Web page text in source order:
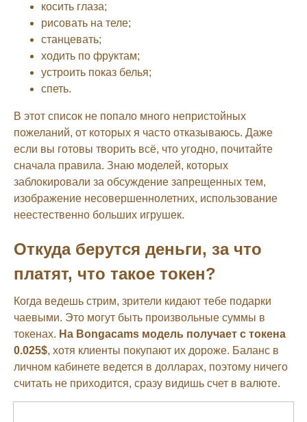
косить глаза;
рисовать на теле;
станцевать;
ходить по фруктам;
устроить показ белья;
спеть.
В этот список не попало много непристойных
пожеланий, от которых я часто отказываюсь. Даже
если вы готовы творить всё, что угодно, почитайте
сначала правила. Знаю моделей, которых
заблокировали за обсуждение запрещенных тем,
изображение несовершеннолетних, использование
неестественно больших игрушек.
Откуда берутся деньги, за что
платят, что такое токен?
Когда ведешь стрим, зрители кидают тебе подарки
чаевыми. Это могут быть произвольные суммы в
токенах. На Bongacams модель получает с токена
0.025$, хотя клиенты покупают их дороже. Баланс в
личном кабинете ведется в долларах, поэтому ничего
считать не приходится, сразу видишь счет в валюте.